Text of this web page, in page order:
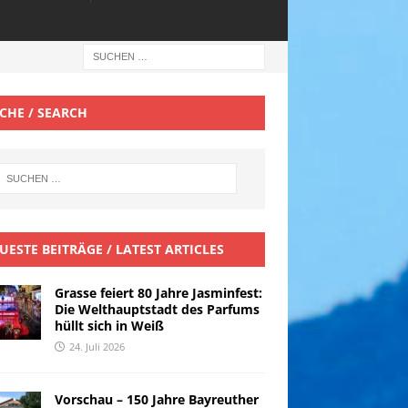
/ SEARCH
BEITRÄGE / LATEST ARTICLES
Grasse feiert 80 Jahre Jasminfest:
Die Welthauptstadt des Parfums
hüllt sich in Weiß
24. Juli 2026
Vorschau – 150 Jahre Bayreuther